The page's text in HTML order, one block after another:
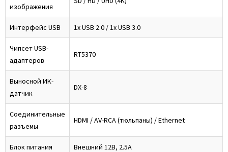
изображения
Интерфейс USB 1x USB 2.0 / 1x USB 3.0
Чипсет USB-
адаптеров
RT5370
Выносной ИК-
датчик
DX-8
Соединительные
разъемы
HDMI / AV-RCA (тюльпаны) / Ethernet
Блок питания Внешний 12В, 2.5А